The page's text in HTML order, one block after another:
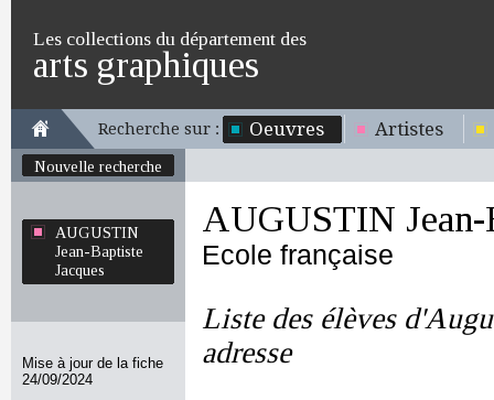
Les collections du département des
arts graphiques
Recherche sur : Oeuvres Artistes
Nouvelle recherche
AUGUSTIN
Jean-Baptiste
Jacques
Mise à jour de la fiche
24/09/2024
AUGUSTIN Jean-
Ecole française
Liste des élèves
adresse